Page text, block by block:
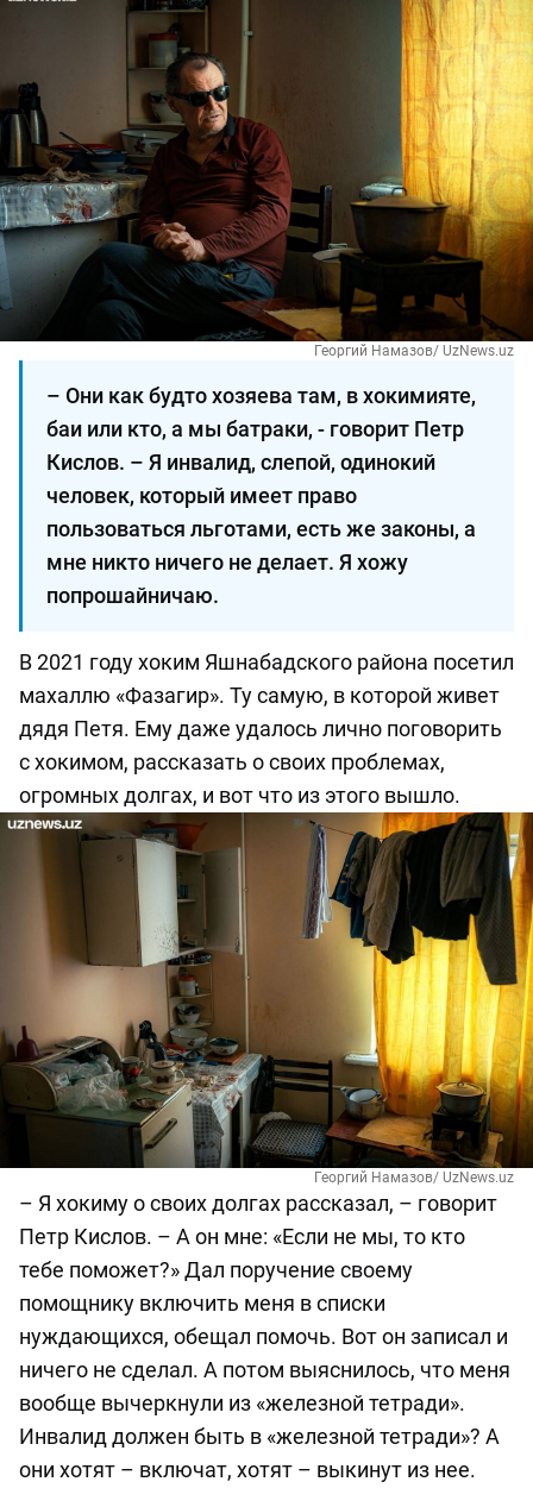
Георгий Намазов/ UzNews.uz
– Они как будто хозяева там, в хокимияте,
баи или кто, а мы батраки, - говорит Петр
Кислов. – Я инвалид, слепой, одинокий
человек, который имеет право
пользоваться льготами, есть же законы, а
мне никто ничего не делает. Я хожу
попрошайничаю.
В 2021 году хоким Яшнабадского района посетил
махаллю «Фазагир». Ту самую, в которой живет
дядя Петя. Ему даже удалось лично поговорить
с хокимом, рассказать о своих проблемах,
огромных долгах, и вот что из этого вышло.
Георгий Намазов/ UzNews.uz
– Я хокиму о своих долгах рассказал, – говорит
Петр Кислов. – А он мне: «Если не мы, то кто
тебе поможет?» Дал поручение своему
помощнику включить меня в списки
нуждающихся, обещал помочь. Вот он записал и
ничего не сделал. А потом выяснилось, что меня
вообще вычеркнули из «железной тетради».
Инвалид должен быть в «железной тетради»? А
они хотят – включат, хотят ­– выкинут из нее.